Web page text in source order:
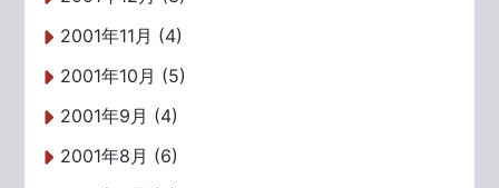
2001年11月 (4)
2001年10月 (5)
2001年9月 (4)
2001年8月 (6)